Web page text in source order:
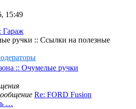
15:49
Гараж
ручки :: Ссылки на полезные
:: Очумелые ручки
Re: FORD Fusion
…